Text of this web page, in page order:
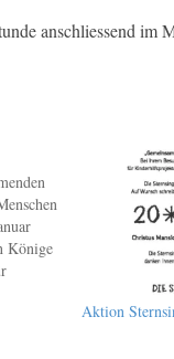
anschliessend im
Könige
Aktion